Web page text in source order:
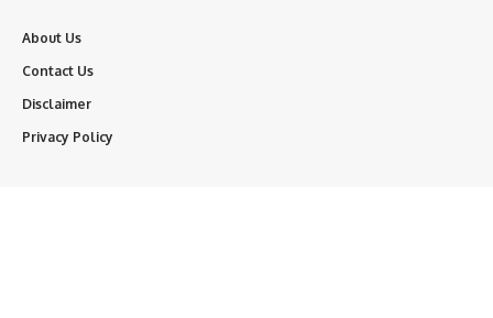
About Us
Contact Us
Disclaimer
Privacy Policy